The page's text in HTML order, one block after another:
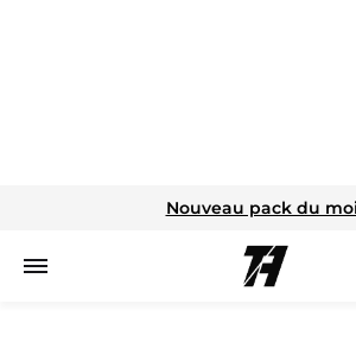
Nouveau pack du